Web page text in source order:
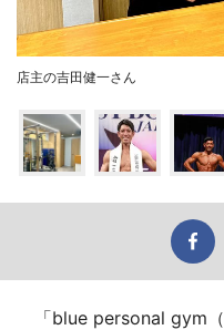
店主の吉田健一さん
「blue personal gym（